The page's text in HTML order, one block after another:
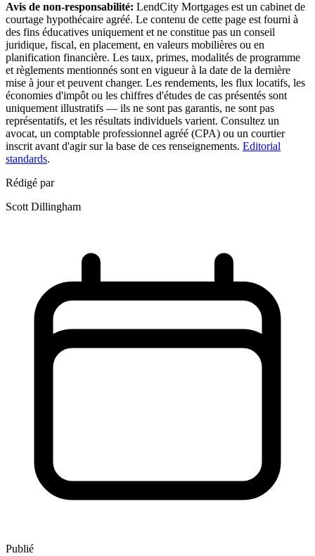
Avis de non-responsabilité: LendCity Mortgages est un cabinet de
courtage hypothécaire agréé. Le contenu de cette page est fourni à
des fins éducatives uniquement et ne constitue pas un conseil
juridique, fiscal, en placement, en valeurs mobilières ou en
planification financière. Les taux, primes, modalités de programme
et règlements mentionnés sont en vigueur à la date de la dernière
mise à jour et peuvent changer. Les rendements, les flux locatifs, les
économies d'impôt ou les chiffres d'études de cas présentés sont
uniquement illustratifs — ils ne sont pas garantis, ne sont pas
représentatifs, et les résultats individuels varient. Consultez un
avocat, un comptable professionnel agréé (CPA) ou un courtier
inscrit avant d'agir sur la base de ces renseignements. Editorial
standards.
Rédigé par
Scott Dillingham
Publié